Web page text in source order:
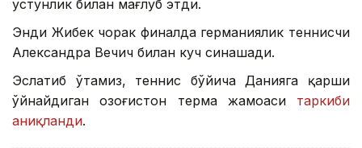
устунлик билан мағлуб этди.
Энди Жибек чорак финалда германиялик теннисчи
Александра Вечич билан куч синашади.
Эслатиб ўтамиз, теннис бўйича Данияга қарши
ўйнайдиган Қозоғистон терма жамоаси таркиби
аниқланди.